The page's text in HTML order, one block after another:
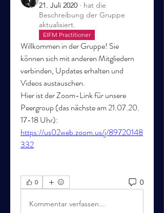
21. Juli 2020 · hat die
Beschreibung der Gruppe
aktualisiert.
EIFM Practitioner
Willkommen in der Gruppe! Sie
können sich mit anderen Mitgliedern
verbinden, Updates erhalten und
Videos austauschen.
Hier ist der Zoom-Link für unsere
Peergroup (das nächste am 21.07.20.
17-18 Uhr):
https://us02web.zoom.us/j/89720148
332
0 0
Kommentar verfassen...